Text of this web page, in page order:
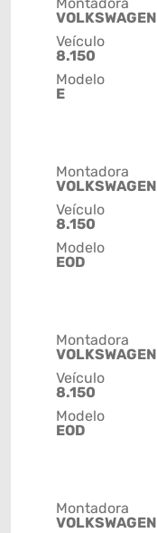
Montadora
VOLKSWAGEN
Veículo
8.150
Modelo
E
Montadora
VOLKSWAGEN
Veículo
8.150
Modelo
EOD
Montadora
VOLKSWAGEN
Veículo
8.150
Modelo
EOD
Montadora
VOLKSWAGEN